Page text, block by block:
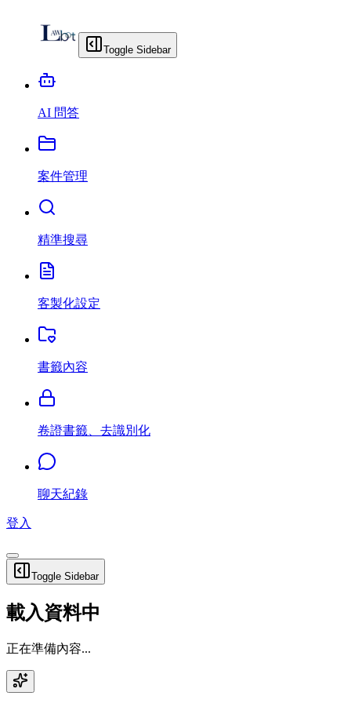
Toggle Sidebar
AI 問答
案件管理
精準搜尋
客製化設定
書籤內容
卷證書籤、去識別化
聊天紀錄
登入
Toggle Sidebar
載入資料中
正在準備內容...